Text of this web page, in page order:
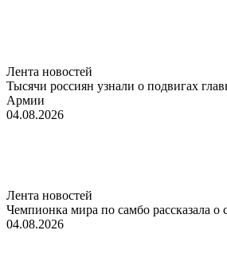
Лента новостей
Тысячи россиян узнали о подвигах
Армии
04.08.2026
Лента новостей
Чемпионка мира по самбо рассказала о
04.08.2026